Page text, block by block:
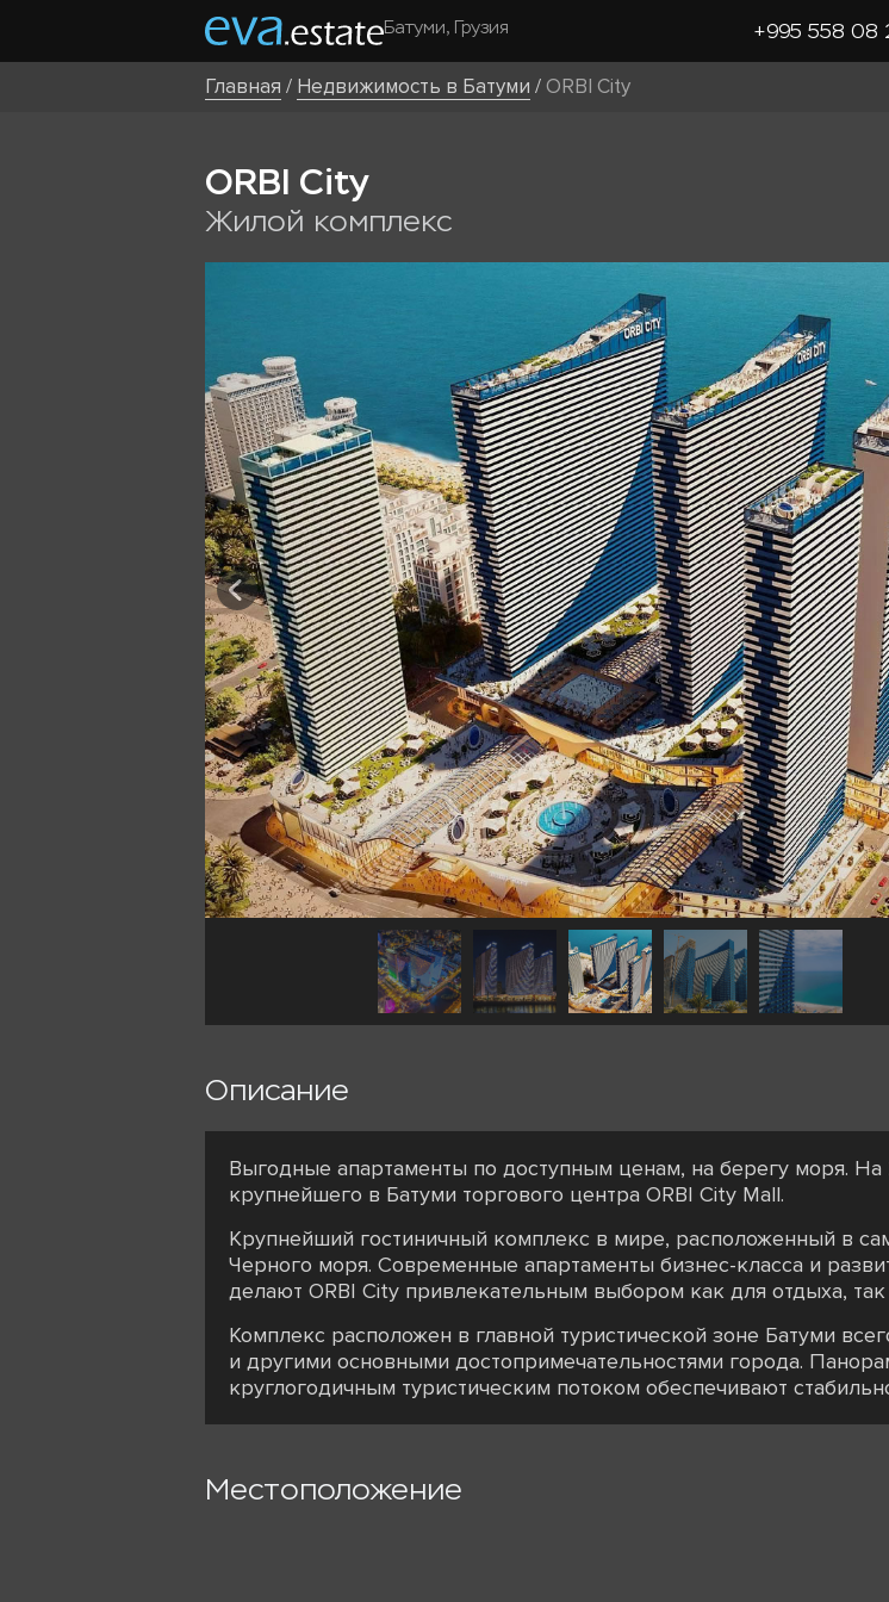
Батуми, Грузия +995 558 08
Главная / Недвижимость в Батуми / ORBI City
ORBI City
Жилой комплекс
Описание
Выгодные апартаменты по доступным ценам, на берегу моря.
крупнейшего в Батуми торгового центра ORBI City Mall.
Крупнейший гостиничный комплекс в мире, расположенный в
Черного моря. Современные апартаменты бизнес-класса и
делают ORBI City привлекательным выбором как для отдыха,
Комплекс расположен в главной туристической зоне Батуми
и другими основными достопримечательностями города.
круглогодичным туристическим потоком обеспечивают
Местоположение